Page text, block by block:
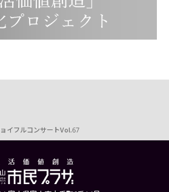
イフルコンサートVol.67